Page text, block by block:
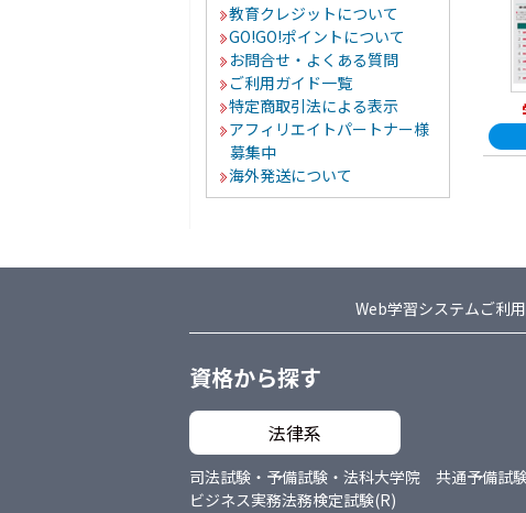
教育クレジットについて
GO!GO!ポイントについて
お問合せ・よくある質問
ご利用ガイド一覧
特定商取引法による表示
アフィリエイトパートナー様
募集中
海外発送について
Web学習システムご利
資格から探す
法律系
司法試験・予備試験・法科大学院 共通予備試
ビジネス実務法務検定試験(R)